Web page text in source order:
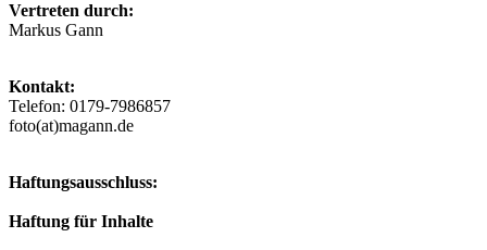
Vertreten durch:
Markus Gann
Kontakt:
Telefon: 0179-7986857
foto(at)magann.de
Haftungsausschluss:
Haftung für Inhalte